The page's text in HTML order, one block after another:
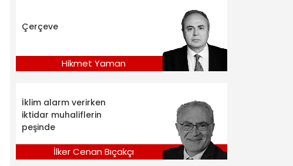
Çerçeve
Hikmet Yaman
İklim alarm verirken
iktidar muhaliflerin
peşinde
İlker Cenan Bıçakçı